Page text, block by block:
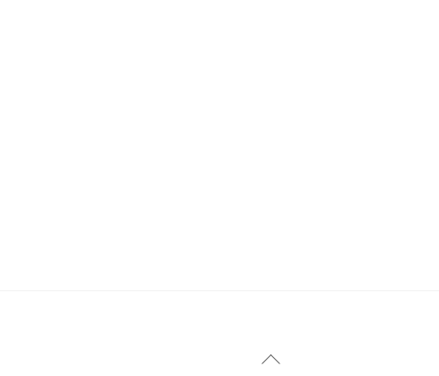
Back